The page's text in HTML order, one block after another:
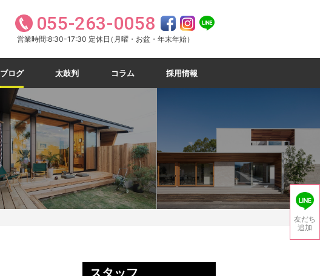
055-263-0058
営業時間:8:30-17:30 定休日（月曜・お盆・年末年始）
ブログ 太鼓判 コラム 採用情報
スタッフ
友だち
追加